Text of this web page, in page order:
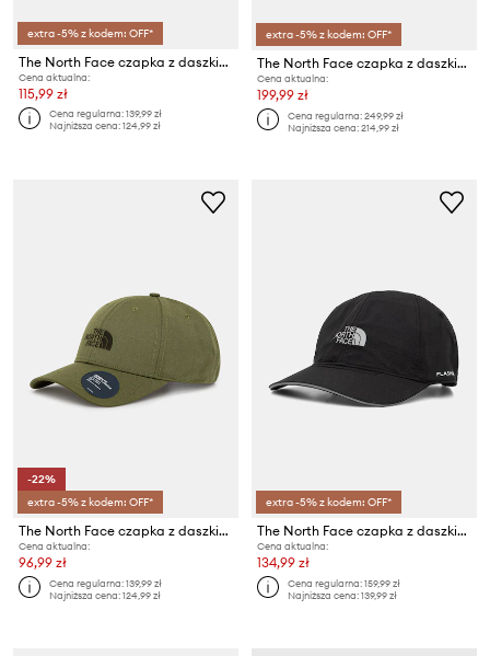
extra -5% z kodem: OFF*
The North Face czapka z daszkiem HORIZON
Cena aktualna:
115,99 zł
Cena regularna:139,99 zł
Najniższa cena:124,99 zł
extra -5% z kodem: OFF*
The North Face czapka z daszkiem Gtx Ballcap
Cena aktualna:
199,99 zł
Cena regularna:249,99 zł
Najniższa cena:214,99 zł
-22%
extra -5% z kodem: OFF*
The North Face czapka z daszkiem Rrecycled 66 Classic
Cena aktualna:
96,99 zł
Cena regularna:139,99 zł
Najniższa cena:124,99 zł
extra -5% z kodem: OFF*
The North Face czapka z daszkiem FLEX
Cena aktualna:
134,99 zł
Cena regularna:159,99 zł
Najniższa cena:139,99 zł